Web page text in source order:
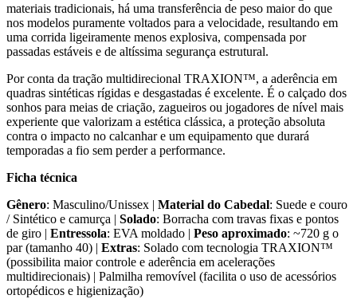
materiais tradicionais, há uma transferência de peso maior do que
nos modelos puramente voltados para a velocidade, resultando em
uma corrida ligeiramente menos explosiva, compensada por
passadas estáveis e de altíssima segurança estrutural.
Por conta da tração multidirecional TRAXION™, a aderência em
quadras sintéticas rígidas e desgastadas é excelente. É o calçado dos
sonhos para meias de criação, zagueiros ou jogadores de nível mais
experiente que valorizam a estética clássica, a proteção absoluta
contra o impacto no calcanhar e um equipamento que durará
temporadas a fio sem perder a performance.
Ficha técnica
Gênero: Masculino/Unissex | Material do Cabedal: Suede e couro
/ Sintético e camurça | Solado: Borracha com travas fixas e pontos
de giro | Entressola: EVA moldado | Peso aproximado: ~720 g o
par (tamanho 40) | Extras: Solado com tecnologia TRAXION™
(possibilita maior controle e aderência em acelerações
multidirecionais) | Palmilha removível (facilita o uso de acessórios
ortopédicos e higienização)